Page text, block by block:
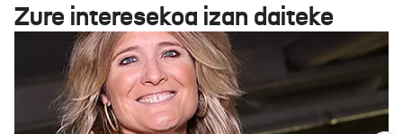
Zure interesekoa izan daiteke